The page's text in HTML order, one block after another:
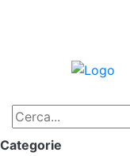
Categorie